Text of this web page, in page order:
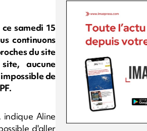
samedi 15
continuons
du site
aucune
de
Aline
d'aller